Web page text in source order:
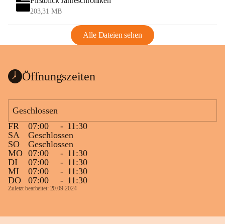
203,31 MB
Alle Dateien sehen
Öffnungszeiten
Geschlossen
FR
07:00 - 11:30
SA
Geschlossen
SO
Geschlossen
MO 07:00 - 11:30
DI
07:00 - 11:30
MI
07:00 - 11:30
DO
07:00 - 11:30
Zuletzt bearbeitet: 20.09.2024